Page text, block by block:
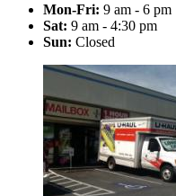
Mon-Fri: 9 am - 6 pm
Sat: 9 am - 4:30 pm
Sun: Closed